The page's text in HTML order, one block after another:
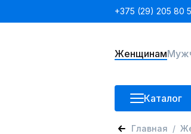
+375 (29) 205 80
Женщинам
Каталог
Главная